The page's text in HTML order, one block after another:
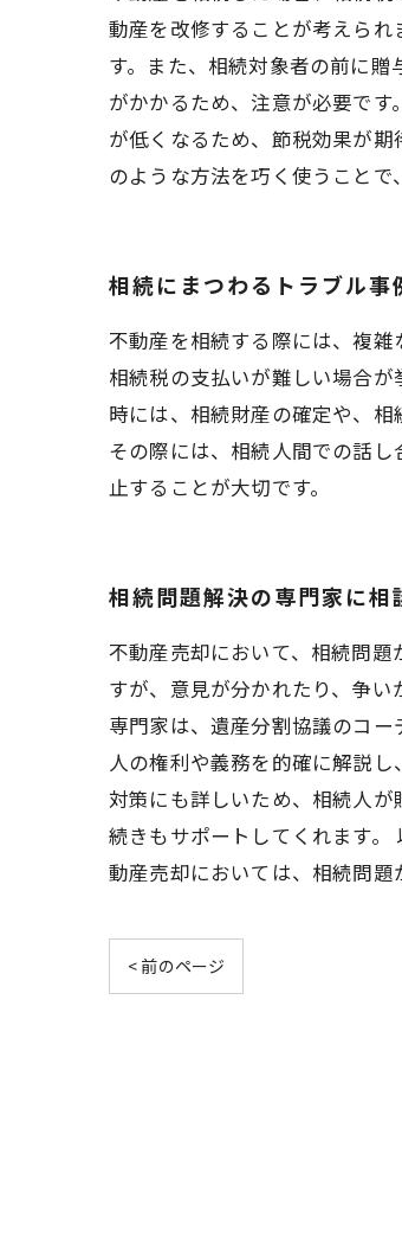
動産を改修することが考えら
す。また、相続対象者の前に
がかかるため、注意が必要で
が低くなるため、節税効果が
のような方法を巧く使うことで
相続にまつわるトラブル事
不動産を相続する際には、複雑
相続税の支払いが難しい場合
時には、相続財産の確定や、
その際には、相続人間での話
止することが大切です。
相続問題解決の専門家に相
不動産売却において、相続問
すが、意見が分かれたり、争
専門家は、遺産分割協議のコ
人の権利や義務を的確に解説
対策にも詳しいため、相続人
続きもサポートしてくれます
動産売却においては、相続問題
< 前のページ